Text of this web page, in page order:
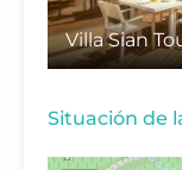
Villa Sian
Situación de